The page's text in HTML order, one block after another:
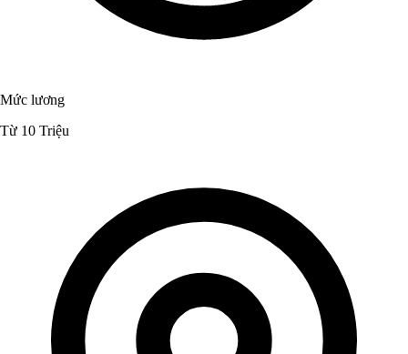
Mức lương
Từ 10 Triệu